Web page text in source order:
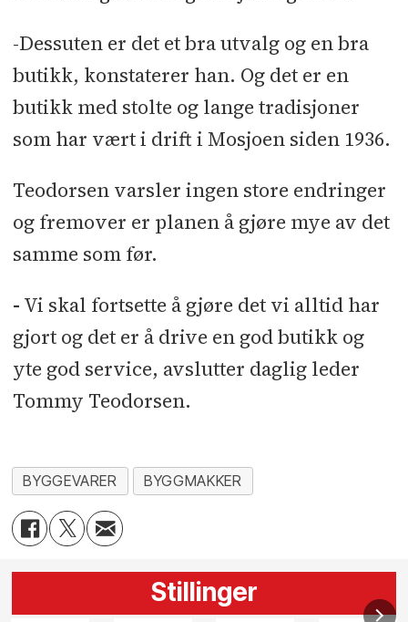
-Dessuten er det et bra utvalg og en bra
butikk, konstaterer han. Og det er en
butikk med stolte og lange tradisjoner
som har vært i drift i Mosjoen siden 1936.
Teodorsen varsler ingen store endringer
og fremover er planen å gjøre mye av det
samme som før.
- Vi skal fortsette å gjøre det vi alltid har
gjort og det er å drive en god butikk og
yte god service, avslutter daglig leder
Tommy Teodorsen.
BYGGEVARER BYGGMAKKER
Stillinger